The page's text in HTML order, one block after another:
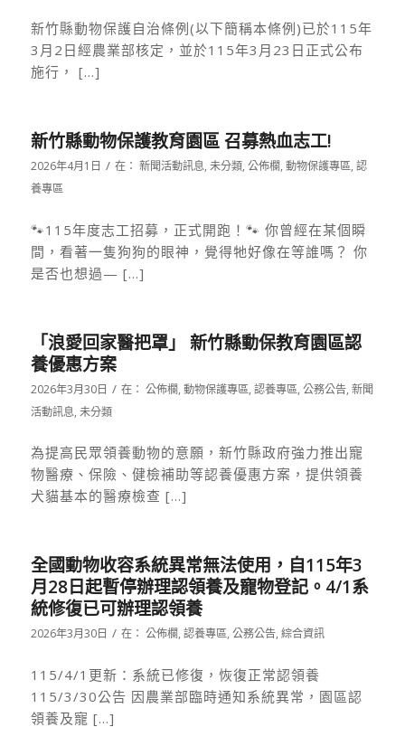
新竹縣動物保護自治條例(以下簡稱本條例)已於115年
3月2日經農業部核定，並於115年3月23日正式公布
施行， […]
新竹縣動物保護教育園區 召募熱血志工!
2026年4月1日 / 在： 新聞活動訊息, 未分類, 公佈欄, 動物保護專區, 認
養專區
🐾115年度志工招募，正式開跑！🐾 你曾經在某個瞬
間，看著一隻狗狗的眼神，覺得牠好像在等誰嗎？ 你
是否也想過— […]
「浪愛回家醫把罩」 新竹縣動保教育園區認
養優惠方案
2026年3月30日 / 在： 公佈欄, 動物保護專區, 認養專區, 公務公告, 新聞
活動訊息, 未分類
為提高民眾領養動物的意願，新竹縣政府強力推出寵
物醫療、保險、健檢補助等認養優惠方案，提供領養
犬貓基本的醫療檢查 […]
全國動物收容系統異常無法使用，自115年3
月28日起暫停辦理認領養及寵物登記。4/1系
統修復已可辦理認領養
2026年3月30日 / 在： 公佈欄, 認養專區, 公務公告, 綜合資訊
115/4/1更新：系統已修復，恢復正常認領養
115/3/30公告 因農業部臨時通知系統異常，園區認
領養及寵 […]